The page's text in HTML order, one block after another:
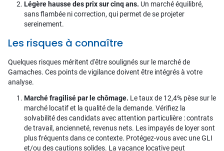
Légère hausse des prix sur cinq ans. Un marché équilibré,
sans flambée ni correction, qui permet de se projeter
sereinement.
Les risques à connaître
Quelques risques méritent d'être soulignés sur le marché de
Gamaches. Ces points de vigilance doivent être intégrés à votre
analyse.
Marché fragilisé par le chômage. Le taux de 12,4% pèse sur le
marché locatif et la qualité de la demande. Vérifiez la
solvabilité des candidats avec attention particulière : contrats
de travail, ancienneté, revenus nets. Les impayés de loyer sont
plus fréquents dans ce contexte. Protégez-vous avec une GLI
et/ou des cautions solides. La vacance locative peut